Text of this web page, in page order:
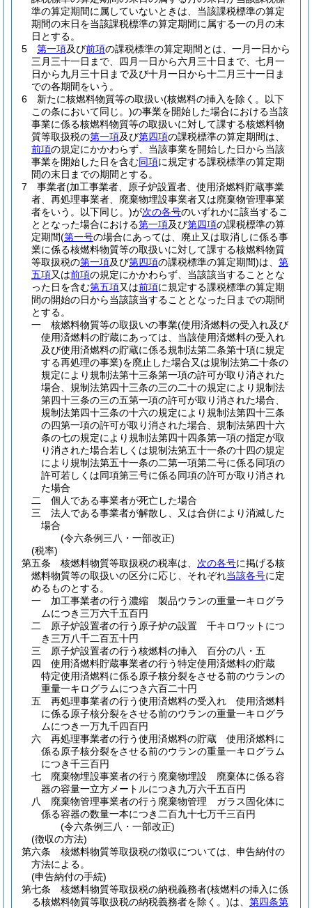
準の算定期間に属していないときは、当該課税標準の算定
期間の末日を当該課税標準の算定期間に属する一の月の末
日とする。
5
第一項及び前項の課税標準の算定期間とは、一月一日から
三月三十一日まで、四月一日から六月三十日まで、七月一
日から九月三十日まで及び十月一日から十二月三十一日ま
での各期間をいう。
6
新たに核燃料物質等の取扱い(核燃料の挿入を除く。以下
この条において同じ。)の事業を開始した場合における当該
事業に係る核燃料物質等の取扱いに対して課する核燃料物
質等取扱税の第一項及び第四項の課税標準の算定期間は、
前項の規定にかかわらず、当該事業を開始した日から当該
事業を開始した日を含む同項に規定する課税標準の算定期
間の末日までの期間とする。
7
事業者(加工事業者、原子炉設置者、使用済燃料貯蔵事業
者、再処理事業者、廃棄物埋設事業者又は廃棄物管理事業
者をいう。以下同じ。)が次の各号のいずれかに該当するこ
ととなった場合における第一項及び第四項の課税標準の算
定期間(第一号の場合にあっては、廃止又は取消しに係る事
業に係る核燃料物質等の取扱いに対して課する核燃料物質
等取扱税の第一項及び第四項の課税標準の算定期間)は、 第
五項又は前項の規定にかかわらず、当該該当することとな
った日を含む第五項又は前項に規定する課税標準の算定期
間の開始の日から当該該当することとなった日までの期間
とする。
一
核燃料物質等の取扱いの事業(使用済燃料の受入れ及び
使用済燃料の貯蔵にあっては、当該使用済燃料の受入れ
及び使用済燃料の貯蔵に係る規制法第二条第十項に規定
する再処理の事業)を廃止した場合又は規制法第二十条の
規定により規制法第十三条第一項の許可が取り消された
場合、規制法第四十三条の三の二十の規定により規制法
第四十三条の三の五第一項の許可が取り消された場合、
規制法第四十三条の十六の規定により規制法第四十三条
の四第一項の許可が取り消された場合、規制法第四十六
条の七の規定により規制法第四十四条第一項の指定が取
り消された場合若しくは規制法第五十一条の十四の規定
により規制法第五十一条の二第一項第二号に係る同項の
許可若しくは同項第三号に係る同項の許可が取り消され
た場合
二
個人である事業者が死亡した場合
三
法人である事業者が解散し、又は合併により消滅した
場合
(令六条例三八・一部改正)
(税率)
第五条
核燃料物質等取扱税の税率は、 次の各号に掲げる核
燃料物質等の取扱いの区分に応じ、それぞれ当該各号に定
めるものとする。
一
加工事業者の行う濃縮 製品ウランの重量一キログラ
ムにつき三万六千五百円
二
原子炉設置者の行う原子炉の設置 千キロワットにつ
き三万八千二百五十円
三
原子炉設置者の行う核燃料の挿入 百分の八・五
四
使用済燃料貯蔵事業者の行う特定使用済燃料の貯蔵
特定使用済燃料に係る原子核分裂をさせる前のウランの
重量一キログラムにつき六百二十円
五
再処理事業者の行う使用済燃料の受入れ 使用済燃料
に係る原子核分裂をさせる前のウランの重量一キログラ
ムにつき一万九千四百円
六
再処理事業者の行う使用済燃料の貯蔵 使用済燃料に
係る原子核分裂をさせる前のウランの重量一キログラム
につき千三百円
七
廃棄物埋設事業者の行う廃棄物埋設 廃棄体に係る容
器の容量一立方メートルにつき九万六千五百円
八
廃棄物管理事業者の行う廃棄物管理 ガラス固化体に
係る容器の数量一本につき二百九十七万千三百円
(令六条例三八・一部改正)
(徴収の方法)
第六条
核燃料物質等取扱税の徴収については、申告納付の
方法による。
(申告納付の手続)
第七条
核燃料物質等取扱税の納税義務者(核燃料の挿入に係
る核燃料物質等取扱税の納税義務者を除く。)は、 第四条第